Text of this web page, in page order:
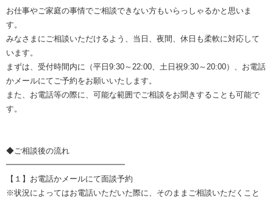
お仕事やご家庭の事情でご相談できない方もいらっしゃるかと思いま
す。
みなさまにご相談いただけるよう、当日、夜間、休日も柔軟に対応して
います。
まずは、受付時間内に（平日9:30～22:00、土日祝9:30～20:00）、お電話
かメールにてご予約をお願いいたします。
また、お電話等の際に、可能な範囲でご相談をお聞きすることも可能で
す。
◆ご相談後の流れ
━━━━━━━━━━━━━━━
【１】お電話かメールにて面談予約
※状況によってはお電話いただいた際に、そのままご相談いただくこと